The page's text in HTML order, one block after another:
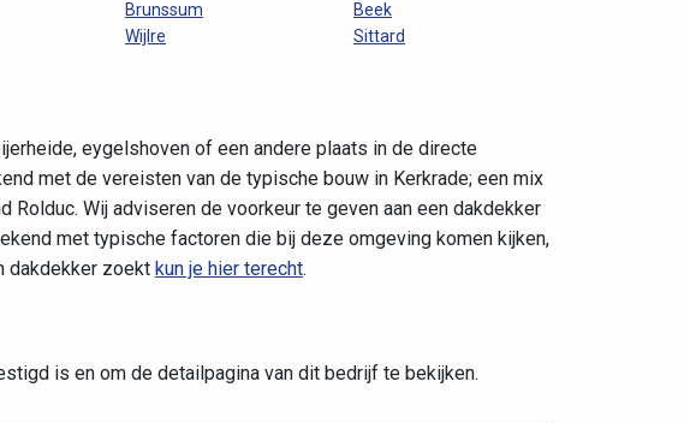
Brunssum
Wijlre
Beek
Sittard
eygelshoven of een andere plaats in de directe
met de vereisten van de typische bouw in Kerkrade; een mix
Wij adviseren de voorkeur te geven aan een dakdekker
met typische factoren die bij deze omgeving komen kijken,
dakdekker zoekt kun je hier terecht.
is en om de detailpagina van dit bedrijf te bekijken.